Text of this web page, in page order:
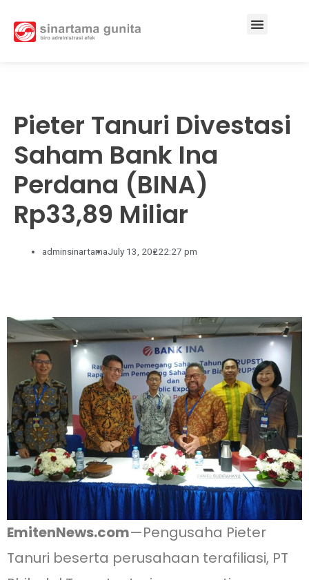
Pieter Tanuri Divestasi
Saham Bank Ina
Perdana (BINA)
Rp33,89 Miliar
adminsinartamaJuly 13, 20222:27 pm
EmitenNews.com—Pengusaha Pieter
Tanuri beserta perusahaan terafiliasi, PT